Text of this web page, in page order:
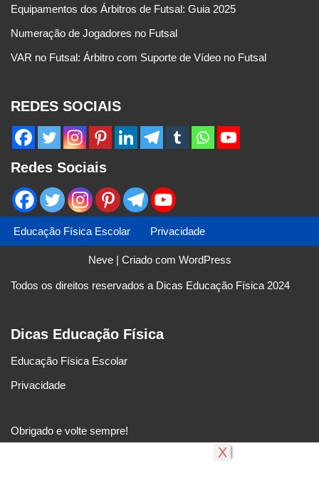
Equipamentos dos Árbitros de Futsal: Guia 2025
Numeração de Jogadores no Futsal
VAR no Futsal: Árbitro com Suporte de Vídeo no Futsal
REDES SOCIAIS
Redes Sociais
Educação Física Escolar Privacidade
Neve| Criado com WordPress
Todos os direitos reservados a Dicas Educação Física 2024
Dicas Educação Física
Educação Física Escolar
Privacidade
Obrigado e volte sempre!
X